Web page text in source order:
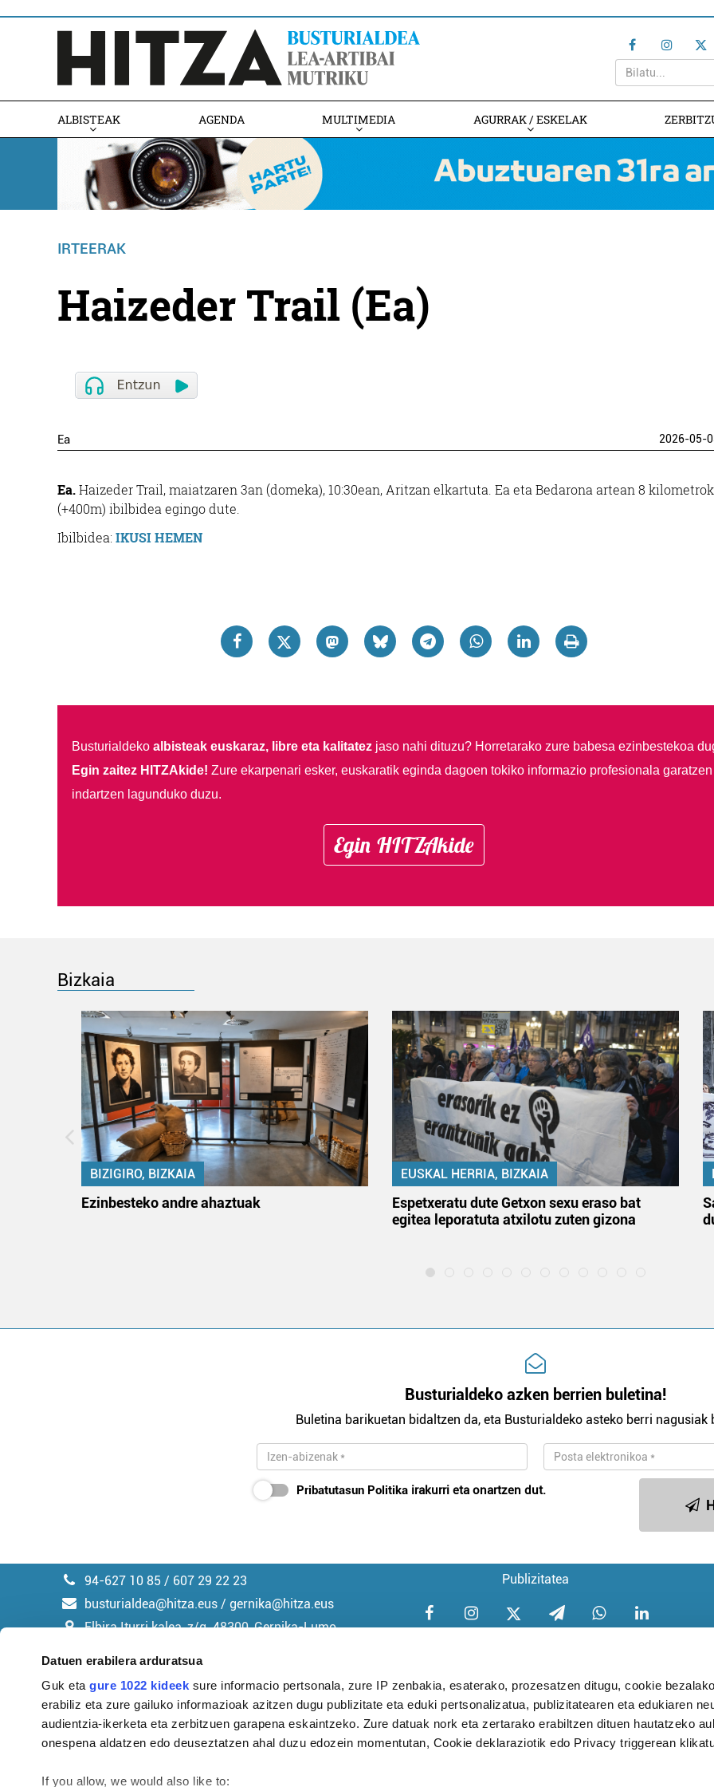
Datuen erabilera arduratsua
Guk etagure 1022 kideek sure informacio pertsonala, zure IP zenbakia, esaterako, prozesatzen ditugu, cookie
erabiliz eta zure gailuko informazioak azitzen dugu publizitate eta eduki pertsonalizatua, publizitatearen eta edukiaren
audientzia-ikerketa eta zerbitzuen garapena eskaintzeko. Zure datuak nork eta zertarako erabiltzen dituen hautatzeko
onespena aldatzen edo deuseztatzen ahal duzu edozein momentutan, Cookie deklaraziotik edo Privacy triggerean
If you allow, we would also like to:
ALBISTEAK AGENDA MULTIMEDIA AGURRAK / ESKELAK
IRTEERAK
Haizeder Trail (Ea)
Ea 2026-05-
Ea.Haizeder Trail, maiatzaren 3an (domeka), 10:30ean, Aritzan elkartuta. Ea eta Bedarona artean 8
(+400m) ibilbidea egingo dute.
Ibilbidea: IKUSI HEMEN
Busturialdeko albisteak euskaraz, libre eta kalitatezjaso nahi dituzu? Horretarako zure babesa ezinbestekoa
Egin zaitez HITZAkide! Zure ekarpenari esker, euskaratik eginda dagoen tokiko informazio profesionala garatzen
indartzen lagunduko duzu.
Egin HITZAkide
Bizkaia
BIZIGIRO, BIZKAIA
Ezinbesteko andre ahaztuak
EUSKAL HERRIA, BIZKAIA
Espetxeratu dute Getxon sexu eraso bat
egitea leporatuta atxilotu zuten gizona
Busturialdeko azken berrien buletina!
Buletina barikuetan bidaltzen da, eta Busturialdeko asteko berri nagusiak
Pribatutasun Politika irakurri eta onartzen dut.
94-627 10 85 / 607 29 22 23
busturialdea@hitza.eus / gernika@hitza.eus
Elbira Iturri kalea, z/g. 48300, Gernika-Lumo
Publizitatea
Argitalpen politika Aniztasun politika Pribatutasun